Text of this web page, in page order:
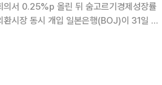
서 0.25%p 올린 뒤 숨고르기경제성장률
은행(BOJ)이 31일 기